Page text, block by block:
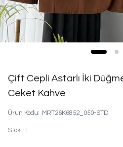
Çift Cepli Astarlı İki
Ceket Kahve
Ürün Kodu: MRT26K6852_050-STD
Stok: 1